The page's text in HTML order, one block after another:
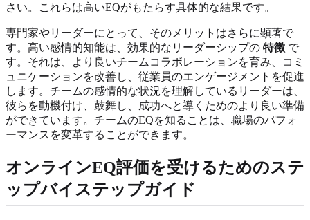
さい。これらは高いEQがもたらす具体的な結果です。
専門家やリーダーにとって、そのメリットはさらに顕著で
す。高い感情的知能は、効果的なリーダーシップの 特徴 で
す。それは、より良いチームコラボレーションを育み、コミ
ュニケーションを改善し、従業員のエンゲージメントを促進
します。チームの感情的な状況を理解しているリーダーは、
彼らを動機付け、鼓舞し、成功へと導くためのより良い準備
ができています。チームのEQを知ることは、職場のパフォ
ーマンスを変革することができます。
オンラインEQ評価を受けるためのステ
ップバイステップガイド